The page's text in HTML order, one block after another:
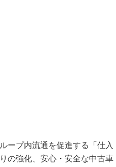
ープ内流通を促進する「仕入
の強化、安心・安全な中古車